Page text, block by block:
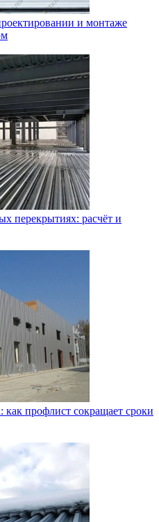
и монтаже
перекрытиях: расчёт и
как профлист сокращает сроки